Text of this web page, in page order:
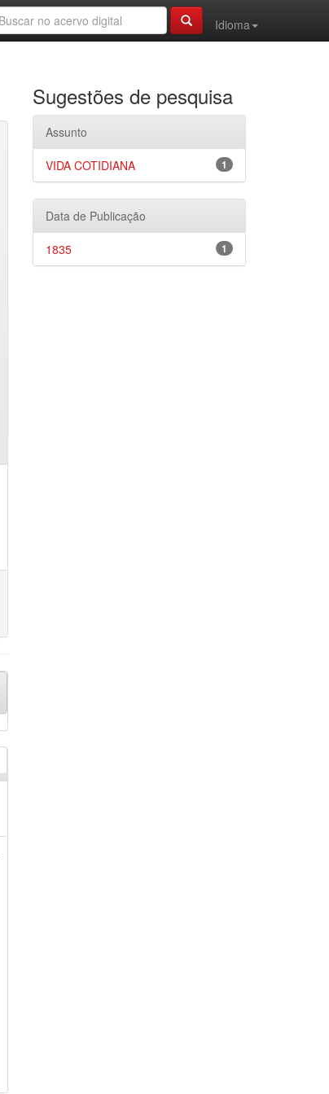
Idioma
Sugestões de pesquisa
Assunto
1
VIDA COTIDIANA
Data de Publicação
1
1835